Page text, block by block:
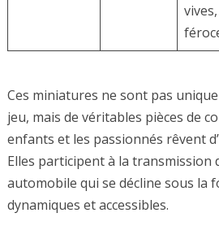
Ces miniatures ne sont pas
jeu, mais de véritables pièces de
enfants et les passionnés rêvent
Elles participent à la transmission
automobile qui se décline sous la
dynamiques et accessibles.